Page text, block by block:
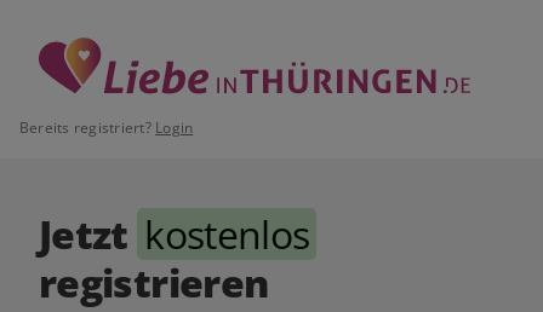
Bereits registriert? Login
Jetzt kostenlos
registrieren